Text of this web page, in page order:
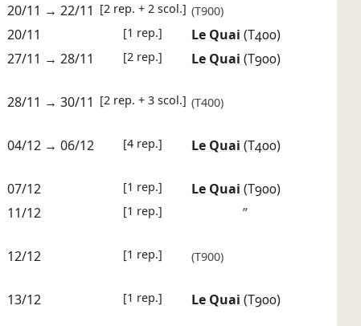
20/11 → 22/11 [2 rep. + 2 scol.] (T900)
20/11 [1 rep.] Le Quai (T400)
27/11 → 28/11 [2 rep.] Le Quai (T900)
28/11 → 30/11 [2 rep. + 3 scol.] (T400)
04/12→ 06/12 [4 rep.] Le Quai (T400)
07/12 [1 rep.] Le Quai (T900)
11/12 [1 rep.] ”
12/12 [1 rep.] (T900)
13/12 [1 rep.] Le Quai (T900)